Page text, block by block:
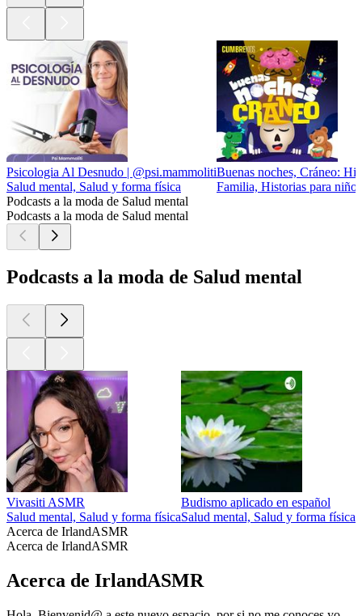
Psicologia Al Desnudo | @psi.mammoliti
Salud mental, Salud y forma física
Buenas noches, Cráneo:
Familia, Historias para
Podcasts a la moda de Salud mental
Podcasts a la moda de Salud mental
Podcasts a la moda de Salud mental
Vivasiti ASMR
Salud mental, Salud y forma física
Budismo aplicado en español
Salud mental, Salud y forma física
Acerca de IrlandASMR
Acerca de IrlandASMR
Acerca de IrlandASMR